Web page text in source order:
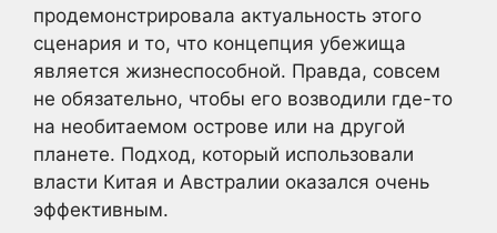
продемонстрировала актуальность этого
сценария и то, что концепция убежища
является жизнеспособной. Правда, совсем
не обязательно, чтобы его возводили где-то
на необитаемом острове или на другой
планете. Подход, который использовали
власти Китая и Австралии оказался очень
эффективным.